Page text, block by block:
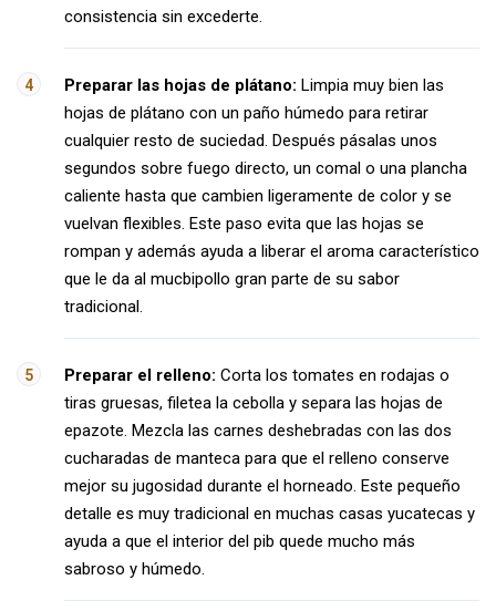
consistencia sin excederte.
Preparar las hojas de plátano: Limpia muy bien las
hojas de plátano con un paño húmedo para retirar
cualquier resto de suciedad. Después pásalas unos
segundos sobre fuego directo, un comal o una plancha
caliente hasta que cambien ligeramente de color y se
vuelvan flexibles. Este paso evita que las hojas se
rompan y además ayuda a liberar el aroma característico
que le da al mucbipollo gran parte de su sabor
tradicional.
Preparar el relleno: Corta los tomates en rodajas o
tiras gruesas, filetea la cebolla y separa las hojas de
epazote. Mezcla las carnes deshebradas con las dos
cucharadas de manteca para que el relleno conserve
mejor su jugosidad durante el horneado. Este pequeño
detalle es muy tradicional en muchas casas yucatecas y
ayuda a que el interior del pib quede mucho más
sabroso y húmedo.